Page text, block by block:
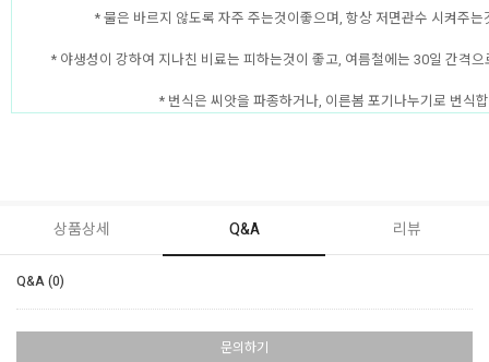
* 물은 바르지 않도록 자주 주는것이좋으며, 항상 저면관수 시켜주는
* 야생성이 강하여 지나친 비료는 피하는것이 좋고, 여름철에는 30일 간격
* 번식은 씨앗을 파종하거나, 이른봄 포기나누기로 번식
상품상세 Q&A 리뷰
Q&A (0)
문의하기